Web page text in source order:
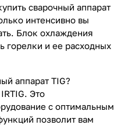
сварочный аппарат
интенсивно вы
Блок охлаждения
горелки и ее расходных
аппарат TIG?
Это
с оптимальным
позволит вам